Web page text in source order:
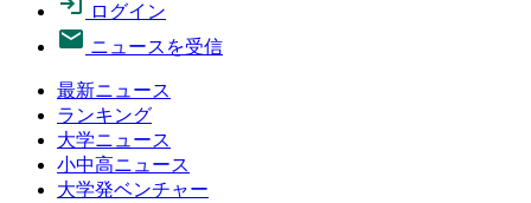
ログイン
ニュースを受信
最新ニュース
ランキング
大学ニュース
小中高ニュース
大学発ベンチャー